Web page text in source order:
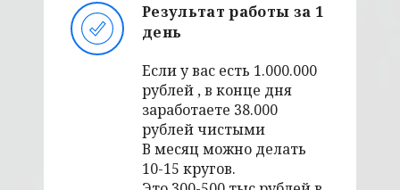
Результат работы за 1
день
Если у вас есть 1.000.000
рублей , в конце дня
заработаете 38.000
рублей чистыми
В месяц можно делать
10-15 кругов.